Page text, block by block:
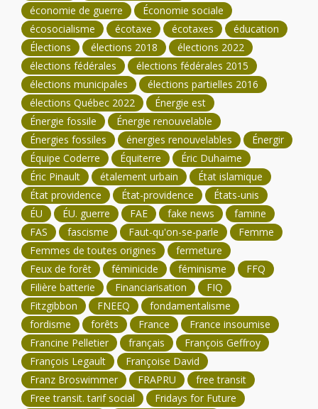
économie de guerre
Économie sociale
écosocialisme
écotaxe écotaxes
éducation
Élections
élections 2018
élections 2022
élections fédérales
élections fédérales 2015
élections municipales
élections partielles 2016
élections Québec 2022
Énergie est
Énergie fossile
Énergie renouvelable
Énergies fossiles
énergies renouvelables
Énergir
Équipe Coderre
Équiterre
Éric Duhaime
Éric Pinault
étalement urbain
État islamique
État providence
État-providence
États-unis
ÉU
ÉU. guerre FAE fake news
famine
FAS
fascisme Faut-qu'on-se-parle
Femme
Femmes de toutes origines
fermeture
Feux de forêt
féminicide féminisme
FFQ
Filière batterie
Financiarisation
FIQ
Fitzgibbon
FNEEQ
fondamentalisme
fordisme
forêts France
France insoumise
Francine Pelletier
français
François Geffroy
François Legault
Françoise David
Franz Broswimmer
FRAPRU
free transit
Free transit. tarif social
Fridays for Future